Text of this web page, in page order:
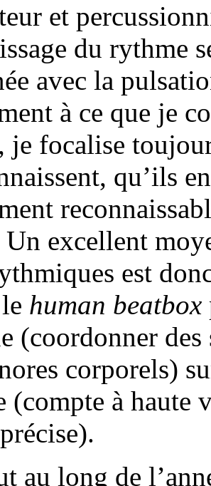
et
du rythme
avec la
à ce que je
je focalise
qu’ils
excellent
est
human beatbox
(coordonner des
corporels)
(compte à haute
au long de